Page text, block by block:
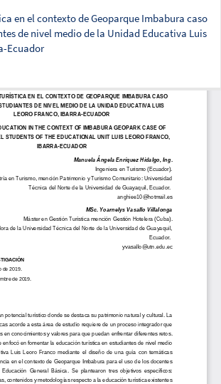
en el contexto de Geoparque Imbabura caso
de nivel medio de la Unidad Educativa Luis
Ecuador